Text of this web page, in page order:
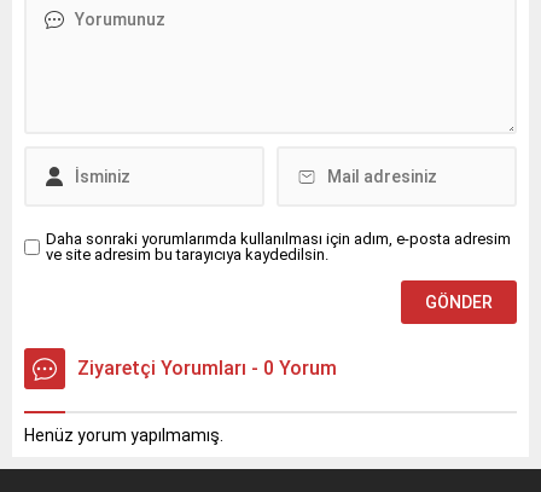
Daha sonraki yorumlarımda kullanılması için adım, e-posta adresim
ve site adresim bu tarayıcıya kaydedilsin.
Ziyaretçi Yorumları - 0 Yorum
Henüz yorum yapılmamış.